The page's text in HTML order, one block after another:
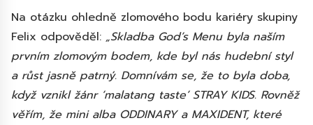
Na otázku ohledně zlomového bodu kariéry skupiny
Felix odpověděl: „Skladba God’s Menu byla naším
prvním zlomovým bodem, kde byl nás hudební styl
a růst jasně patrný. Domnívám se, že to byla doba,
když vznikl žánr ‘malatang taste’ STRAY KIDS. Rovněž
věřím, že mini alba ODDINARY a MAXIDENT, které